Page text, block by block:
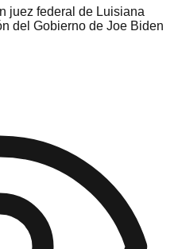
juez federal de Luisiana
del Gobierno de Joe Biden